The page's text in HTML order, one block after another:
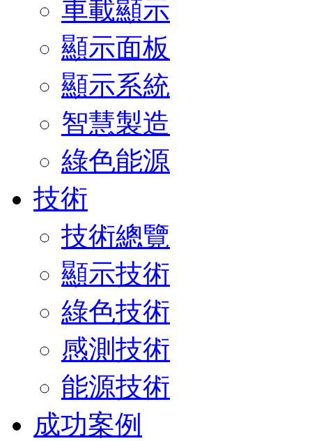
車載顯示
顯示面板
顯示系統
智慧製造
綠色能源
技術
技術總覽
顯示技術
綠色技術
感測技術
能源技術
成功案例